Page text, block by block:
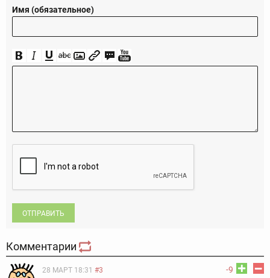
Имя (обязательное)
ОТПРАВИТЬ
Комментарии
-9
28 МАРТ 18:31 #3